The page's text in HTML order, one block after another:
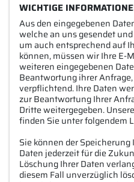
WICHTIGE
Aus den eingegebenen
welche an uns gesendet
um auch entsprechend auf
können, müssen wir Ihre E-
weiteren eingegebenen
Beantwortung ihrer
verpflichtend. Ihre Daten
zur Beantwortung Ihrer
Dritte weitergegeben.
finden Sie unter folgendem
Sie können der
Daten jederzeit für die
Löschung Ihrer Daten
diesem Fall unverzüglich